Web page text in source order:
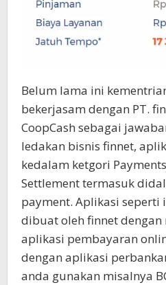
Belum lama ini
bekerjasam dengan PT.
CoopCash sebagai
ledakan bisnis finnet,
kedalam ketgori
Settlement termasuk
payment. Aplikasi seperti
dibuat oleh finnet
aplikasi pembayaran
dengan aplikasi
anda gunakan misalnya